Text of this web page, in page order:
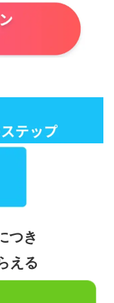
つき
える